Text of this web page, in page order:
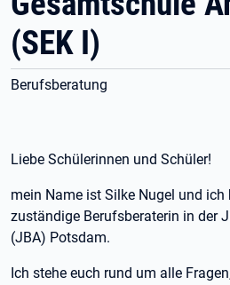
(SEK I)
Berufsberatung
Liebe Schülerinnen und Schüler!
mein Name ist Silke Nugel und
zuständige Berufsberaterin in der
(JBA) Potsdam.
Ich stehe euch rund um alle